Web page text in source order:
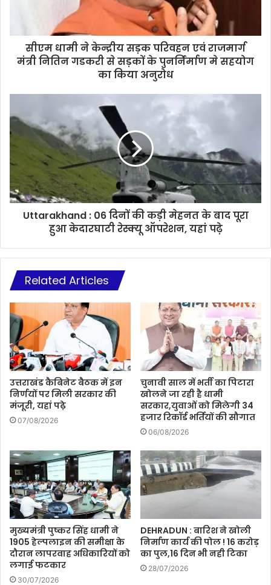
सीएम धामी ने केन्द्रीय सड़क परिवहन एवं राजमार्ग
मंत्री नितिन गडकरी से सड़कों के पुनर्निर्माण मे सहयोग
का किया अनुरोध
Uttarakhand : 06 दिनों की कड़ी मेहनत के बाद पूरा
हुआ केदारघाटी रेस्क्यू ऑपरेशन, यहां पढ़े
Related Articles
उत्तराखंड कैबिनेट बैठक में इन
निर्णयों पर मिली सरकार की
मंजूरी, यहां पढ़े
07/08/2026
चुनावी साल में भर्ती का पिटारा
खोलने जा रही है धामी
सरकार,युवाओं को मिलेगी 34
हजार रिकॉर्ड भर्तियों की सौगात
06/08/2026
मुख्यमंत्री पुष्कर सिंह धामी ने
1905 हेल्पलाइन की समीक्षा के
दौरान लापरवाह अधिकारियों को
लगाई फटकार
30/07/2026
DEHRADUN : बारिश ने खोली
निर्माण कार्य की पोल ! 16 करोड़
का पुल,16 दिन भी नही टिका
28/07/2026